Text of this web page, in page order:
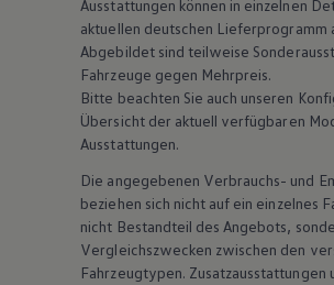
Ausstattungen können in einzelnen
aktuellen deutschen Lieferprogramm
Abgebildet sind teilweise
Fahrzeuge gegen Mehrpreis.
Bitte beachten Sie auch unseren
Übersicht der aktuell verfügbaren
Ausstattungen.
Die angegebenen Verbrauchs- und
beziehen sich nicht auf ein einzelnes
nicht Bestandteil des Angebots,
Vergleichszwecken zwischen den
Fahrzeugtypen. Zusatzausstattungen